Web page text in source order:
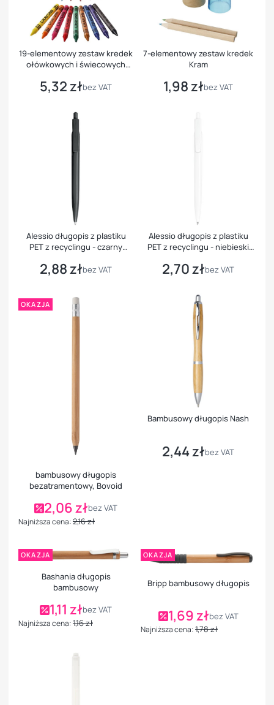
19-elementowy zestaw kredek
ołówkowych i świecowych
Cena
5,32 złbez VAT
7-elementowy zestaw kredek
Kram
Cena
1,98 złbez VAT
Alessio długopis z plastiku
PET z recyclingu - czarny
Cena
2,88 złbez VAT
Alessio długopis z plastiku
PET z recyclingu - niebieski
Cena
2,70 złbez VAT
OKAZJA
bambusowy długopis
bezatramentowy, Bovoid
Cena promocyjna
2,06 złbez VAT
Najniższa cena:2,16 zł
Bambusowy długopis Nash
Cena
2,44 złbez VAT
OKAZJA
Bashania długopis
bambusowy
Cena promocyjna
1,11 złbez VAT
Najniższa cena:1,16 zł
OKAZJA
Bripp bambusowy długopis
Cena promocyjna
1,69 złbez VAT
Najniższa cena:1,78 zł